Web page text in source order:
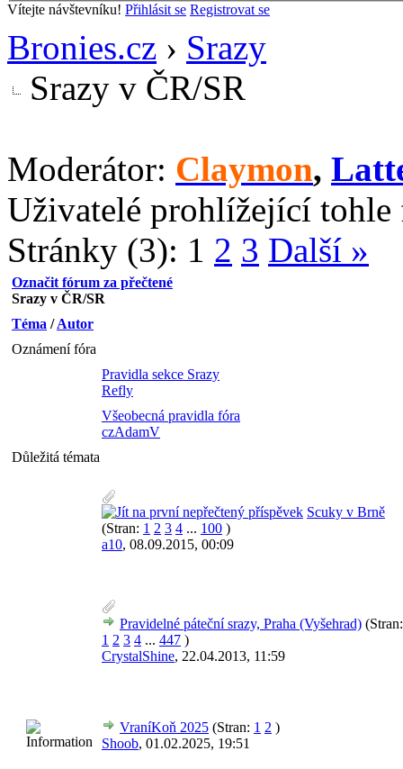
Vítejte návštevníku! Přihlásit se Registrovat se
Bronies.cz › Srazy
Srazy v ČR/SR
Moderátor: Claymon,
Uživatelé prohlížející tohle
Stránky (3): 1 2 3 Další »
Označit fórum za přečtené
Srazy v ČR/SR
Téma /Autor
Oznámení fóra
Pravidla sekce Srazy
Refly
Všeobecná pravidla fóra
czAdamV
Důležitá témata
Scuky v Brně
(Stran: 1 2 3 4 ... 100 )
a10, 08.09.2015, 00:09
Pravidelné páteční srazy, Praha (Vyšehrad) (Stran:
1 2 3 4 ... 447 )
CrystalShine, 22.04.2013, 11:59
VraníKoň 2025 (Stran: 1 2 )
Shoob, 01.02.2025, 19:51